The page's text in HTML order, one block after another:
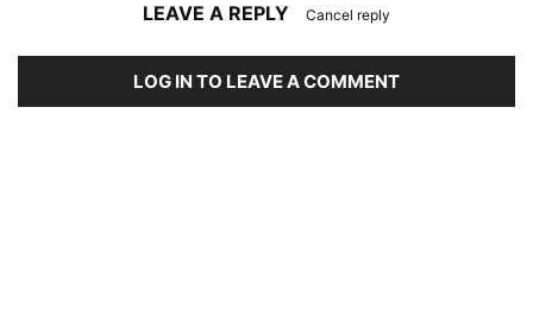
LEAVE A REPLY Cancel reply
LOG IN TO LEAVE A COMMENT